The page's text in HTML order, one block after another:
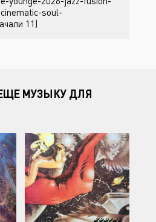
soul-
11)
МУЗЫКУ ДЛЯ